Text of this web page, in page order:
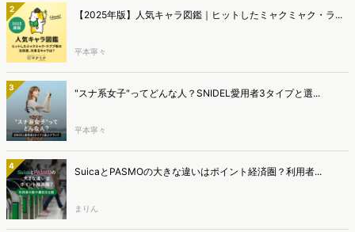
2 【2025年版】人気キャラ図鑑｜ヒットしたミャクミャク・ラ...
平本寧々
3 "スナ系女子"ってどんな人？SNIDEL愛用者3タイプと選...
平本寧々
4 SuicaとPASMOの大きな違いはポイント経済圏？利用者...
まりん